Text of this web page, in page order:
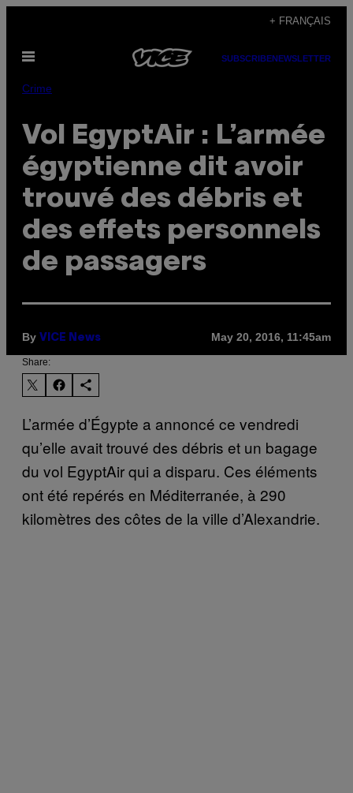
content
+ FRANÇAIS
Open
SUBSCRIBENEWSLETTER
Crime
Vol EgyptAir : L’armée
égyptienne dit avoir
trouvé des débris et
des effets personnels
de passagers
By VICE News May 20, 2016, 11:45am
Share:
L’armée d’Égypte a annoncé ce vendredi
qu’elle avait trouvé des débris et un bagage
du vol EgyptAir qui a disparu. Ces éléments
ont été repérés en Méditerranée, à 290
kilomètres des côtes de la ville d’Alexandrie.